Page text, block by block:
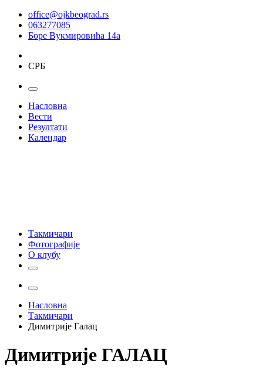
office@ojkbeograd.rs
063277085
Боре Вукмировића 14а
СРБ
Насловна
Вести
Резултати
Календар
Такмичари
Фотографије
О клубу
Насловна
Такмичари
Димитрије Галац
Димитрије ГАЛАЦ